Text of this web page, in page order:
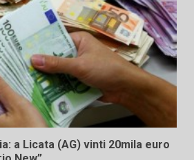
a Licata (AG) vinti 20mila euro